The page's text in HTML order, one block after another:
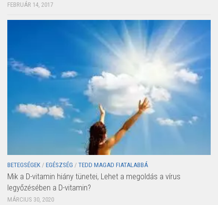
FEBRUÁR 14, 2017
BETEGSÉGEK / EGÉSZSÉG / TEDD MAGAD FIATALABBÁ
Mik a D-vitamin hiány tünetei, Lehet a megoldás a vírus
legyőzésében a D-vitamin?
MÁRCIUS 30, 2020